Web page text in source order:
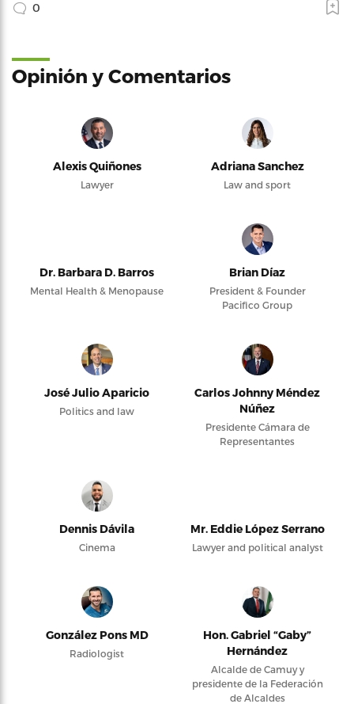
0
Opinión y Comentarios
Alexis Quiñones
Lawyer
Adriana Sanchez
Law and sport
Dr. Barbara D. Barros
Mental Health & Menopause
Brian Díaz
President & Founder
Pacifico Group
José Julio Aparicio
Politics and law
Carlos Johnny Méndez
Núñez
Presidente Cámara de
Representantes
Dennis Dávila
Cinema
Mr. Eddie López Serrano
Lawyer and political analyst
González Pons MD
Radiologist
Hon. Gabriel “Gaby”
Hernández
Alcalde de Camuy y
presidente de la Federación
de Alcaldes